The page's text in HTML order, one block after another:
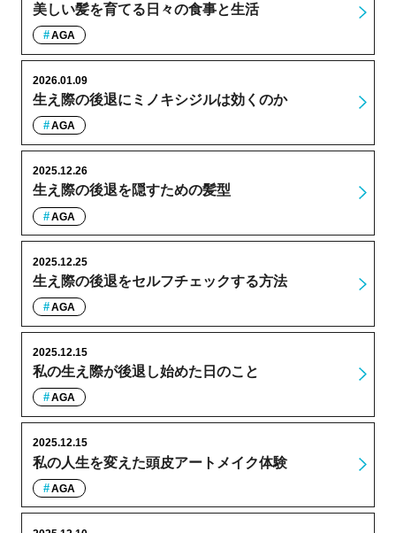
美しい髪を育てる日々の食事と生活
AGA
生え際の後退にミノキシジルは効くのか
2026.01.09
AGA
生え際の後退を隠すための髪型
2025.12.26
AGA
生え際の後退をセルフチェックする方法
2025.12.25
AGA
私の生え際が後退し始めた日のこと
2025.12.15
AGA
私の人生を変えた頭皮アートメイク体験
2025.12.15
AGA